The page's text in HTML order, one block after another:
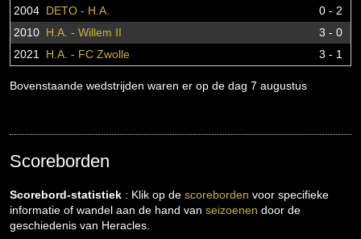
2004 DETO - H.A.
0 - 2
2010 H.A. - Willem II
3 - 0
2021 H.A. - FC Zwolle 3 - 1
Bovenstaande wedstrijden waren er op de dag 7 augustus
Scoreborden
Scorebord-statistiek : Klik op de scoreborden voor specifieke
informatie of wandel aan de hand van seizoenen door de
geschiedenis van Heracles.